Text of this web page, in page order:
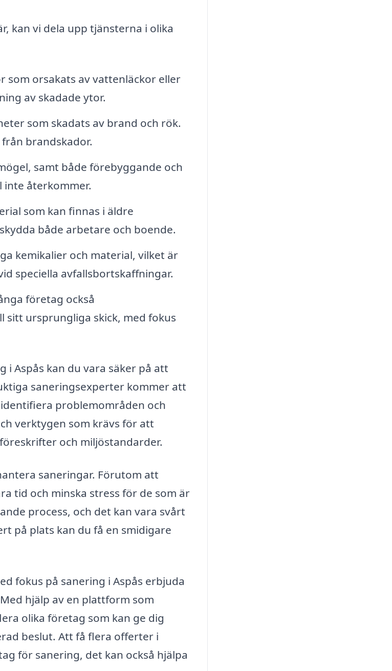
kan vi dela upp tjänsterna i olika
som orsakats av vattenläckor eller
av skadade ytor.
som skadats av brand och rök.
brandskador.
samt både förebyggande och
återkommer.
som kan finnas i äldre
både arbetare och boende.
kemikalier och material, vilket är
speciella avfallsbortskaffningar.
företag också
ursprungliga skick, med fokus
Aspås kan du vara säker på att
saneringsexperter kommer att
problemområden och
verktygen som krävs för att
och miljöstandarder.
saneringar. Förutom att
tid och minska stress för de som är
process, och det kan vara svårt
på plats kan du få en smidigare
fokus på sanering i Aspås erbjuda
hjälp av en plattform som
olika företag som kan ge dig
beslut. Att få flera offerter i
för sanering, det kan också hjälpa